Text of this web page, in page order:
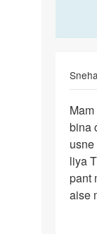
Sneha
Mam
Maine
aur
mere
bina
liya
pant
aise